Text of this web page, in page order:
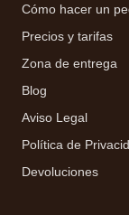
Cómo hacer un
Precios y tarifas
Zona de entrega
Blog
Aviso Legal
Política de
Devoluciones